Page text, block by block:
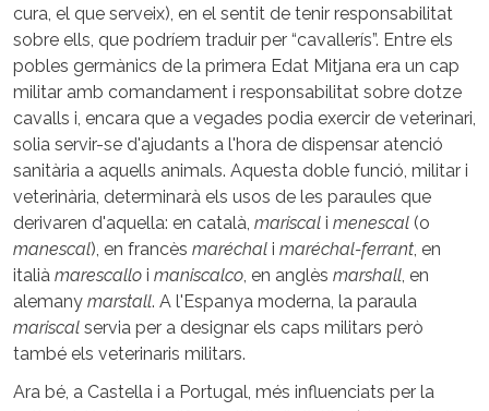
cura, el que serveix), en el sentit de tenir responsabilitat
sobre ells, que podríem traduir per “cavallerís”. Entre els
pobles germànics de la primera Edat Mitjana era un cap
militar amb comandament i responsabilitat sobre dotze
cavalls i, encara que a vegades podia exercir de veterinari,
solia servir-se d'ajudants a l'hora de dispensar atenció
sanitària a aquells animals. Aquesta doble funció, militar i
veterinària, determinarà els usos de les paraules que
derivaren d'aquella: en català, mariscal i menescal (o
manescal), en francès maréchal i maréchal-ferrant, en
italià marescallo i maniscalco, en anglès marshall, en
alemany marstall. A l'Espanya moderna, la paraula
mariscal servia per a designar els caps militars però
també els veterinaris militars.
Ara bé, a Castella i a Portugal, més influenciats per la